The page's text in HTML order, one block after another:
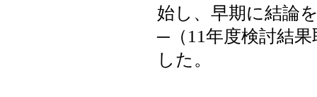
始し、早期に結論
─（11年度検討結
した。